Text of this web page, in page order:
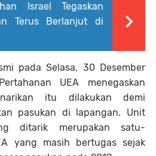
Israel Tegaskan
Terus Berlanjut di
pada Selasa, 30 Desember
UEA menegaskan
itu dilakukan demi
pasukan di lapangan. Unit
ditarik merupakan satu-
yang masih bertugas sejak